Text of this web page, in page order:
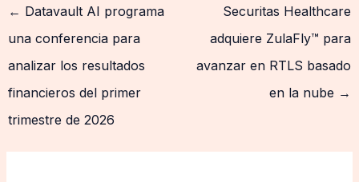
← Datavault AI programa
una conferencia para
analizar los resultados
financieros del primer
trimestre de 2026
Securitas Healthcare
adquiere ZulaFly™ para
avanzar en RTLS basado
en la nube →